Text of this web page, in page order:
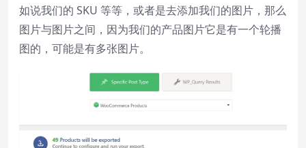
如说我们的 SKU 等等，或者是去添加我们的图片，那么
图片与图片之间，因为我们的产品图片它是有一个轮播
图的，可能是有多张图片。